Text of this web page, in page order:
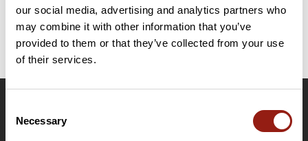
our social media, advertising and analytics partners who
may combine it with other information that you’ve
provided to them or that they’ve collected from your use
of their services.
Selection
Necessary
OpenRunner